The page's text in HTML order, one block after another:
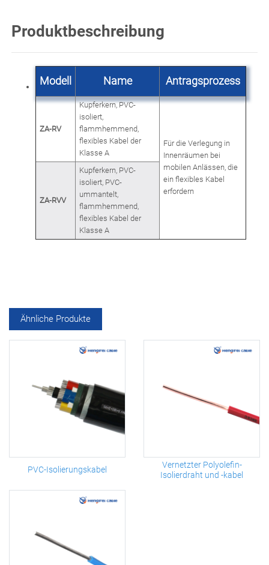
Produktbeschreibung
Modell Name Antragsprozess
ZA-RV
Kupferkern, PVC-
isoliert,
flammhemmend,
flexibles Kabel der
Klasse A
Für die Verlegung in
Innenräumen bei
mobilen Anlässen, die
ein flexibles Kabel
erfordern
ZA-RVV
Kupferkern, PVC-
isoliert, PVC-
ummantelt,
flammhemmend,
flexibles Kabel der
Klasse A
Ähnliche Produkte
PVC-Isolierungskabel
Vernetzter Polyolefin-
Isolierdraht und -kabel